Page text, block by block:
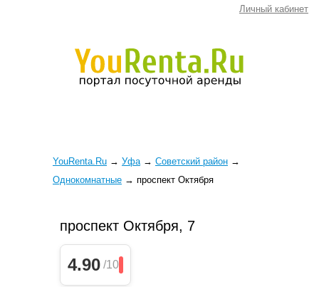
Личный кабинет
YouRenta.Ru → Уфа → Советский район →
Однокомнатные → проспект Октября
проспект Октября, 7
4.90 /10